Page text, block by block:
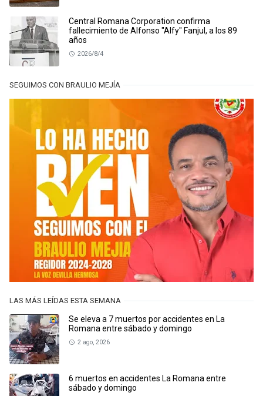
Central Romana Corporation confirma
fallecimiento de Alfonso "Alfy" Fanjul, a los 89
años
2026/8/4
SEGUIMOS CON BRAULIO MEJÍA
LAS MÁS LEÍDAS ESTA SEMANA
Se eleva a 7 muertos por accidentes en La
Romana entre sábado y domingo
2 ago, 2026
6 muertos en accidentes La Romana entre
sábado y domingo